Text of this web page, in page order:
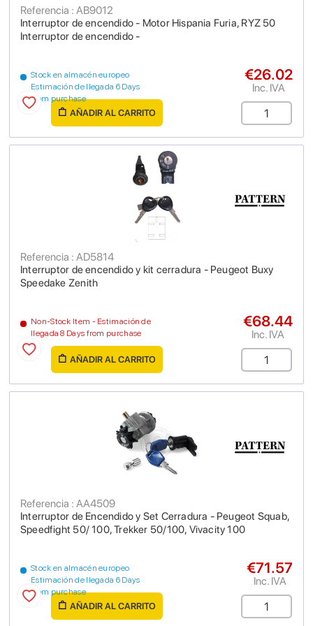
Interruptor de encendido - Motor Hispania Furia, RYZ 50
Interruptor de encendido -
Referencia : AB9012
Stock en almacén europeo
Estimación de llegada 6 Days
from purchase
€26.02
Inc. IVA
AÑADIR AL CARRITO
Interruptor de encendido y kit cerradura - Peugeot Buxy
Speedake Zenith
Referencia : AD5814
Non-Stock Item - Estimación de
llegada 8 Days from purchase
€68.44
Inc. IVA
AÑADIR AL CARRITO
Interruptor de Encendido y Set Cerradura - Peugeot Squab,
Speedfight 50/ 100, Trekker 50/100, Vivacity 100
Referencia : AA4509
Stock en almacén europeo
Estimación de llegada 6 Days
from purchase
€71.57
Inc. IVA
AÑADIR AL CARRITO